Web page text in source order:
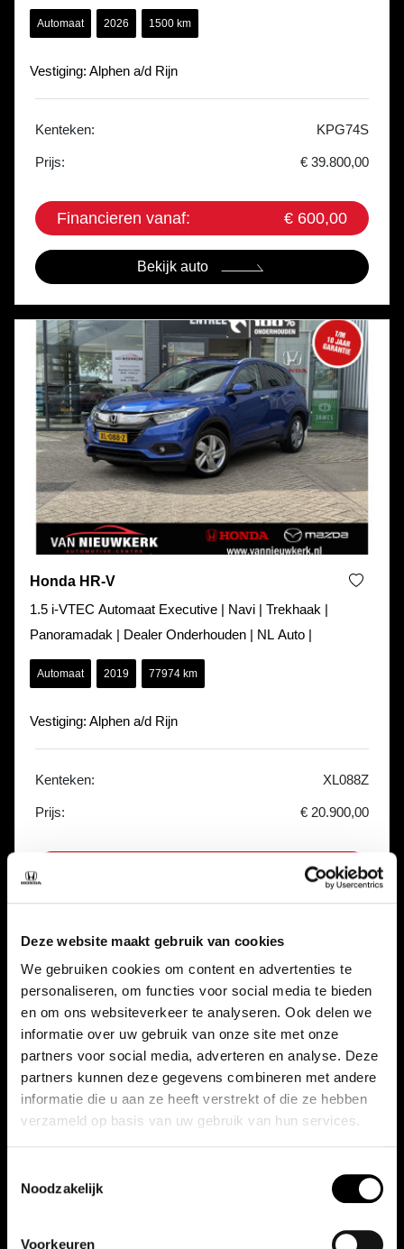
Deze website maakt gebruik van cookies
We gebruiken cookies om content en advertenties te
personaliseren, om functies voor social media te bieden
en om ons websiteverkeer te analyseren. Ook delen we
informatie over uw gebruik van onze site met onze
partners voor social media, adverteren en analyse. Deze
partners kunnen deze gegevens combineren met andere
informatie die u aan ze heeft verstrekt of die ze hebben
verzameld op basis van uw gebruik van hun services.
Noodzakelijk
Voorkeuren
Automaat 2026 1500 km
Vestiging: Alphen a/d Rijn
Kenteken: KPG74S
Prijs: € 39.800,00
Financieren vanaf: € 600,00
Bekijk auto
Honda HR-V
1.5 i-VTEC Automaat Executive | Navi | Trekhaak |
Panoramadak | Dealer Onderhouden | NL Auto |
Automaat 2019 77974 km
Vestiging: Alphen a/d Rijn
Kenteken: XL088Z
Prijs: € 20.900,00
€ 321,00